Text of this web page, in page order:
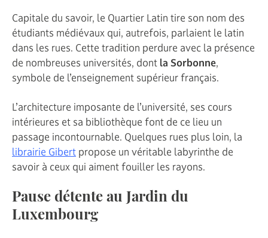
Capitale du savoir, le Quartier Latin tire son nom des
étudiants médiévaux qui, autrefois, parlaient le latin
dans les rues. Cette tradition perdure avec la présence
de nombreuses universités, dont la Sorbonne,
symbole de l’enseignement supérieur français.
L’architecture imposante de l’université, ses cours
intérieures et sa bibliothèque font de ce lieu un
passage incontournable. Quelques rues plus loin, la
librairie Gibert propose un véritable labyrinthe de
savoir à ceux qui aiment fouiller les rayons.
Pause détente au Jardin du
Luxembourg